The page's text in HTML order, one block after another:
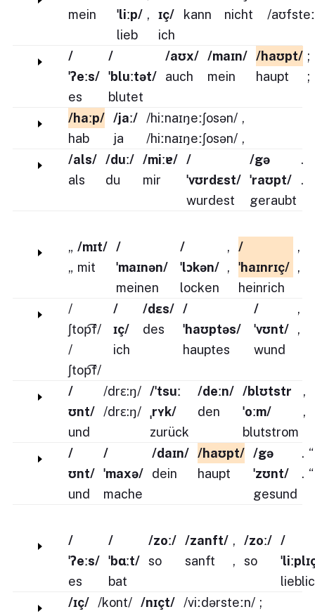
mein
ˈliːp/
lieb
,
ɪç/
ich
kann
nicht
/
/
ˈʔeːs/
es
/
ˈbluːtət/
blutet
/aʊx/
auch
/maɪn/
mein
/haʊpt/
haupt
;
;
/haːp/
hab
/jaː/
ja
/hiːnaɪŋeːʃosən/
/hiːnaɪŋeːʃosən/
,
,
/als/
als
/duː/
du
/miːɐ/
mir
/
ˈvʊrdɛst/
wurdest
/gə
ˈraʊpt/
geraubt
.
.
„
„
/mɪt/
mit
/
ˈmaɪnən/
meinen
/
ˈlɔkən/
locken
,
,
/
ˈhaɪnrɪç/
heinrich
,
,
/
ʃtop͡f/
/
ʃtop͡f/
/
ɪç/
ich
/dɛs/
des
/
ˈhaʊptəs/
hauptes
/
ˈvʊnt/
wund
,
,
/
ʊnt/
und
/drɛ:ŋ/
/drɛ:ŋ/
/ˈtsuː
ˌrʏk/
zurück
/deːn/
den
/blʊtstr
ˈoːm/
blutstrom
,
,
/
ʊnt/
und
/
ˈmaxə/
mache
/daɪn/
dein
/haʊpt/
haupt
/gə
ˈzʊnt/
gesund
.
.
“
“
/
ˈʔeːs/
es
/
ˈbɑːt/
bat
/zoː/
so
/zanft/
sanft
,
,
/zoː/
so
/
/ɪç/ /kont/ /nɪçt/ /viːdərsteːn/ ;